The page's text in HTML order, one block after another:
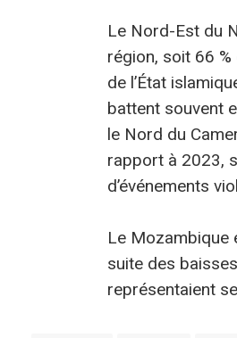
Le Nord-Est du
région, soit 66 %
de l’État
battent souvent
le Nord du
rapport à 2023,
d’événements
Le Mozambique
suite des
représentaient